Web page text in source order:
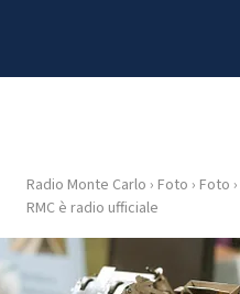
HOME
RADIO
Radio Monte Carlo › Foto › Foto ›
RMC è radio ufficiale